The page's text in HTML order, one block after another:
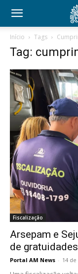
Início Tags
Tag:
Fiscalização
Arsepam e
de
Portal AM News - 14